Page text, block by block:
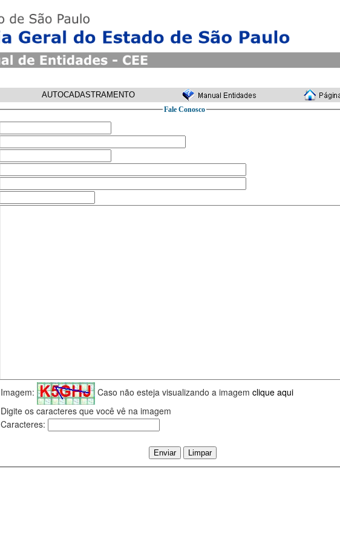
AUTOCADASTRAMENTO
Fale Conosco
Imagem: Caso não esteja visualizando a imagem clique aqui
Digite os caracteres que você vê na imagem
Caracteres: